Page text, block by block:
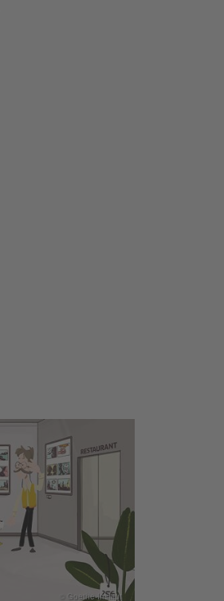
© Goethe-Institut